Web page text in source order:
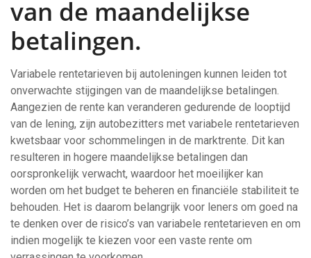
van de maandelijkse
betalingen.
Variabele rentetarieven bij autoleningen kunnen leiden tot
onverwachte stijgingen van de maandelijkse betalingen.
Aangezien de rente kan veranderen gedurende de looptijd
van de lening, zijn autobezitters met variabele rentetarieven
kwetsbaar voor schommelingen in de marktrente. Dit kan
resulteren in hogere maandelijkse betalingen dan
oorspronkelijk verwacht, waardoor het moeilijker kan
worden om het budget te beheren en financiële stabiliteit te
behouden. Het is daarom belangrijk voor leners om goed na
te denken over de risico’s van variabele rentetarieven en om
indien mogelijk te kiezen voor een vaste rente om